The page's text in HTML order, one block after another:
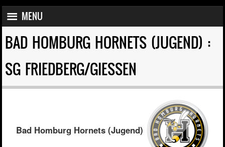
MENU
SKIP TO CONTENT
MENU
BAD HOMBURG HORNETS (JUGEND) :
SG FRIEDBERG/GIESSEN
Bad Homburg Hornets (Jugend)